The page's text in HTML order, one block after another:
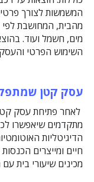
המשמשות לצורך
מהבית, המחושבת
מים, חשמל ועוד.
השימוש הפרטי
עסק קטן
לאחר פתיחת עסק קטן
מתקדמים שיאפשרו
חיים ומייצרים
מכינים שיעורי בית